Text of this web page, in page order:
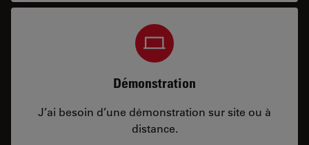
Démonstration
J’ai besoin d’une démonstration sur site ou à
distance.